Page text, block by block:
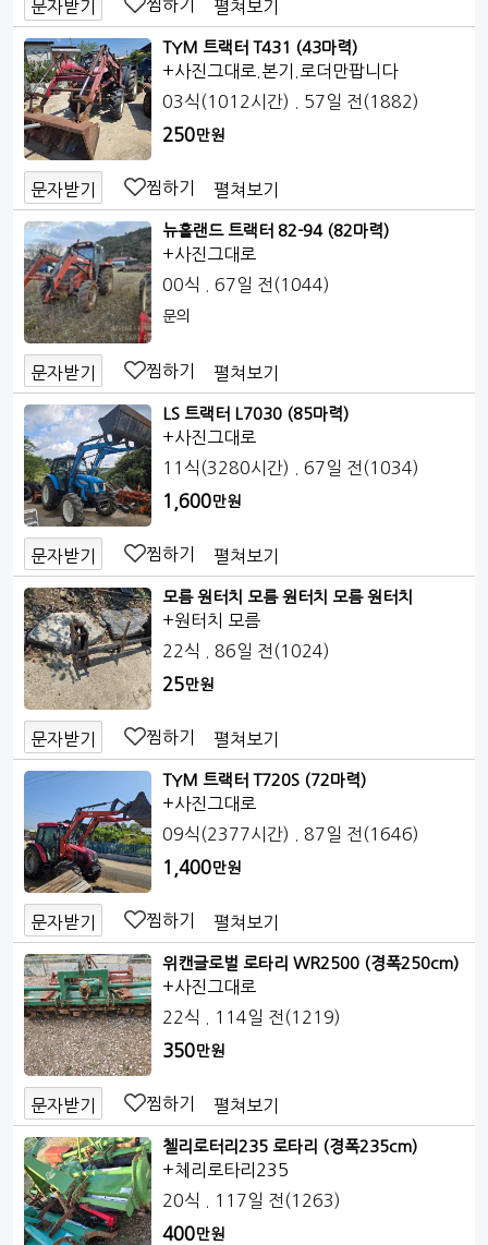
문자받기 찜하기 펼쳐보기
TYM 트랙터 T431 (43마력)
+사진그대로.본기.로더만팝니다
03식(1012시간)
. 57일 전(1882)
250만원
문자받기 찜하기 펼쳐보기
뉴홀랜드 트랙터 82-94 (82마력)
+사진그대로
00식
. 67일 전(1044)
문의
문자받기 찜하기 펼쳐보기
LS 트랙터 L7030 (85마력)
+사진그대로
11식(3280시간)
. 67일 전(1034)
1,600만원
문자받기 찜하기 펼쳐보기
모름 원터치 모름 원터치 모름 원터치
+원터치 모름
22식
. 86일 전(1024)
25만원
문자받기 찜하기 펼쳐보기
TYM 트랙터 T720S (72마력)
+사진그대로
09식(2377시간)
. 87일 전(1646)
1,400만원
문자받기 찜하기 펼쳐보기
위캔글로벌 로타리 WR2500 (경폭250cm)
+사진그대로
22식
. 114일 전(1219)
350만원
문자받기 찜하기 펼쳐보기
첼리로터리235 로타리 (경폭235cm)
+체리로타리235
20식
. 117일 전(1263)
400만원